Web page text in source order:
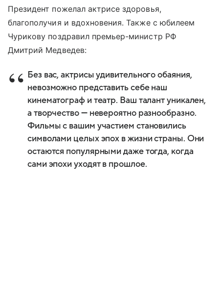
Президент пожелал актрисе здоровья,
благополучия и вдохновения. Также с юбилеем
Чурикову поздравил премьер-министр РФ
Дмитрий Медведев:
Без вас, актрисы удивительного обаяния,
невозможно представить себе наш
кинематограф и театр. Ваш талант уникален,
а творчество — невероятно разнообразно.
Фильмы с вашим участием становились
символами целых эпох в жизни страны. Они
остаются популярными даже тогда, когда
сами эпохи уходят в прошлое.